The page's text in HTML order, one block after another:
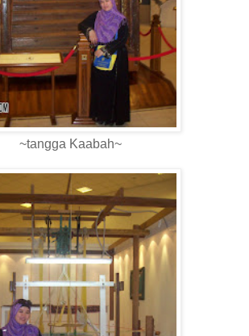
~tangga Kaabah~